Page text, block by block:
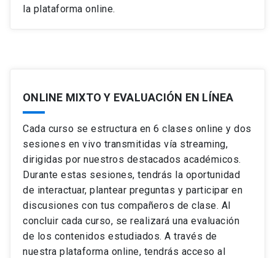
la plataforma online.
ONLINE MIXTO Y EVALUACIÓN EN LÍNEA
Cada curso se estructura en 6 clases online y dos
sesiones en vivo transmitidas vía streaming,
dirigidas por nuestros destacados académicos.
Durante estas sesiones, tendrás la oportunidad
de interactuar, plantear preguntas y participar en
discusiones con tus compañeros de clase. Al
concluir cada curso, se realizará una evaluación
de los contenidos estudiados. A través de
nuestra plataforma online, tendrás acceso al